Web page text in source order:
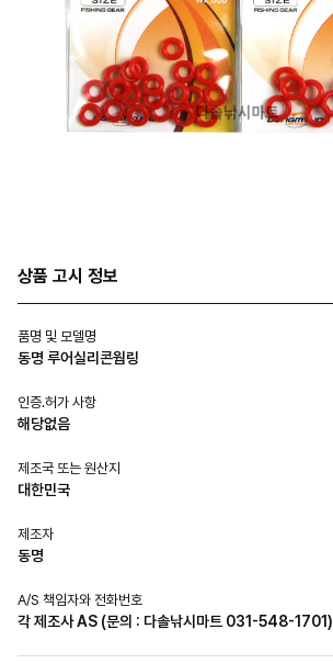
상품 고시 정보
품명 및 모델명
동명 루어실리콘웜링
인증.허가 사항
해당없음
제조국 또는 원산지
대한민국
제조자
동명
A/S 책임자와 전화번호
각 제조사 AS (문의 : 다솔낚시마트 031-548-1701)